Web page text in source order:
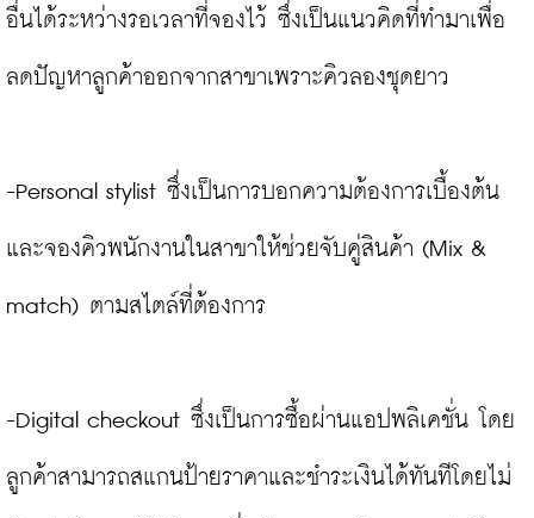
อื่นได้ระหว่างรอเวลาที่จองไว้ ซึ่งเป็นแนวคิดที่ทำมาเพื่อ
ลดปัญหาลูกค้าออกจากสาขาเพราะคิวลองชุดยาว
-Personal stylist ซึ่งเป็นการบอกความต้องการเบื้องต้น
และจองคิวพนักงานในสาขาให้ช่วยจับคู่สินค้า (Mix &
match) ตามสไตล์ที่ต้องการ
-Digital checkout ซึ่งเป็นการซื้อผ่านแอปพลิเคชั่น โดย
ลูกค้าสามารถสแกนป้ายราคาและชำระเงินได้ทันทีโดยไม่